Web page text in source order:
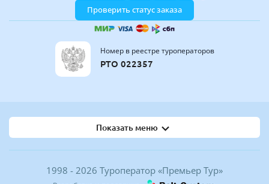
Проверить статус заказа
Номер в реестре туроператоров
РТО 022357
Показать меню
1998 - 2026 Туроператор «Премьер Тур»